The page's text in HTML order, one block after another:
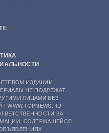
ИЗДАНИИ
НЕ ПОДЛЕЖАТ
ЛИЦАМИ БЕЗ
ЗА
СОДЕРЖАЩЕЙСЯ